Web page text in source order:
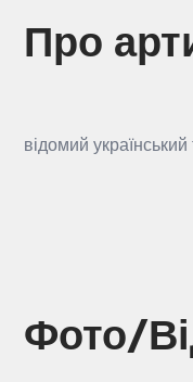
Про
відомий
Фото/